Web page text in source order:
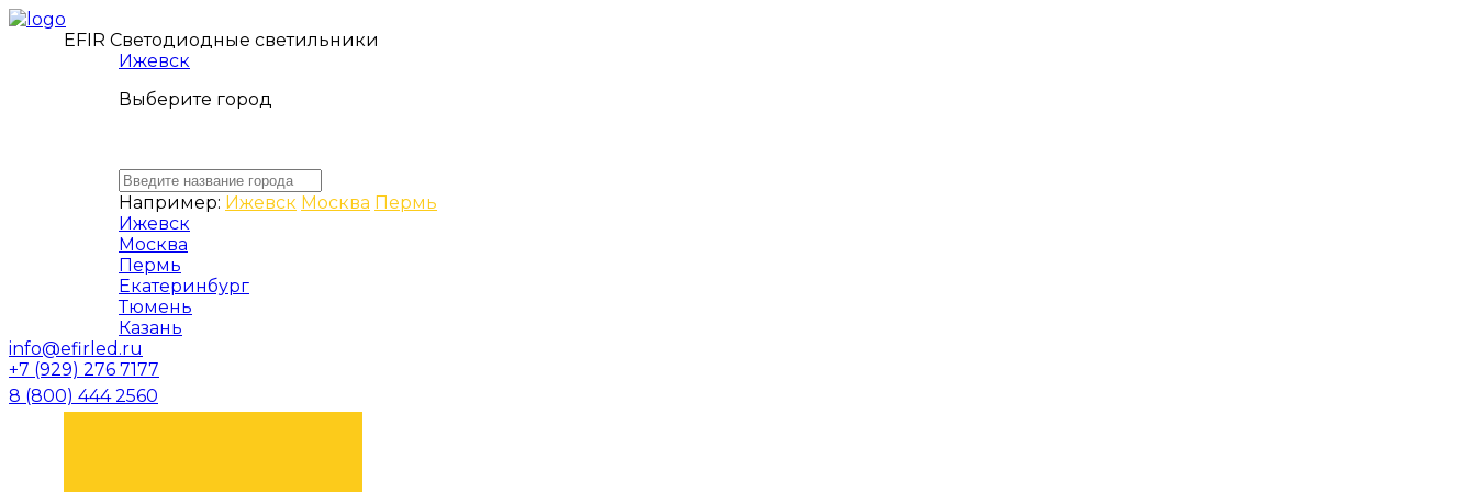
EFIR Светодиодные светильники
Ижевск
Выберите город
Например: Ижевск Москва Пермь
Ижевск
Москва
Пермь
Екатеринбург
Тюмень
Казань
info@efirled.ru
+7 (929) 276 7177
8 (800) 444 2560